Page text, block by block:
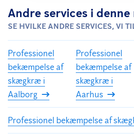
Andre services i denne
SE HVILKE ANDRE SERVICES, VI
Professionel
bekæmpelse af
skægkræ i
Aalborg
Professionel
bekæmpelse af
skægkræ i
Aarhus
Professionel bekæmpelse af